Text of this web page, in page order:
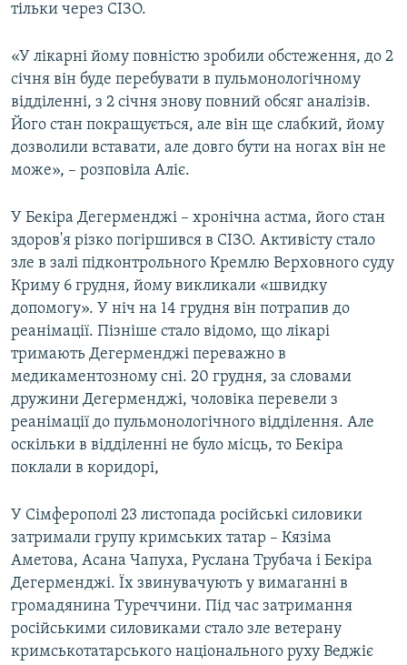
тільки через СІЗО.
«У лікарні йому повністю зробили обстеження, до 2
січня він буде перебувати в пульмонологічному
відділенні, з 2 січня знову повний обсяг аналізів.
Його стан покращується, але він ще слабкий, йому
дозволили вставати, але довго бути на ногах він не
може», – розповіла Аліє.
У Бекіра Дегерменджі – хронічна астма, його стан
здоров'я різко погіршився в СІЗО. Активісту стало
зле в залі підконтрольного Кремлю Верховного суду
Криму 6 грудня, йому викликали «швидку
допомогу». У ніч на 14 грудня він потрапив до
реанімації. Пізніше стало відомо, що лікарі
тримають Дегерменджі переважно в
медикаментозному сні. 20 грудня, за словами
дружини Дегерменджі, чоловіка перевели з
реанімації до пульмонологічного відділення. Але
оскільки в відділенні не було місць, то Бекіра
поклали в коридорі,
У Сімферополі 23 листопада російські силовики
затримали групу кримських татар – Кязіма
Аметова, Асана Чапуха, Руслана Трубача і Бекіра
Дегерменджі. Їх звинувачують у вимаганні в
громадянина Туреччини. Під час затримання
російськими силовиками стало зле ветерану
кримськотатарського національного руху Веджіє